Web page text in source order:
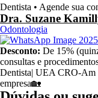
Dentista • Agende sua
Dra. Suzane
Odontologia
Desconto: De 15%
consultas e
Dentista| UEA CRO-Am
empresa🏡